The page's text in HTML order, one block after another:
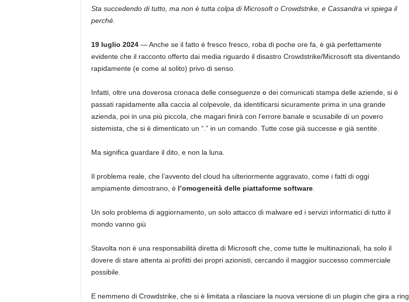
Sta succedendo di tutto, ma non è tutta colpa di Microsoft o Crowdstrike, e Cassandra vi spiega il
perché.
19 luglio 2024 — Anche se il fatto è fresco fresco, roba di poche ore fa, è già perfettamente
evidente che il racconto offerto dai media riguardo il disastro Crowdstrike/Microsoft sta diventando
rapidamente (e come al solito) privo di senso.
Infatti, oltre una doverosa cronaca delle conseguenze e dei comunicati stampa delle aziende, si è
passati rapidamente alla caccia al colpevole, da identificarsi sicuramente prima in una grande
azienda, poi in una più piccola, che magari finirà con l’errore banale e scusabile di un povero
sistemista, che si è dimenticato un “.” in un comando. Tutte cose già successe e già sentite.
Ma significa guardare il dito, e non la luna.
Il problema reale, che l’avvento del cloud ha ulteriormente aggravato, come i fatti di oggi
ampiamente dimostrano, è l’omogeneità delle piattaforme software.
Un solo problema di aggiornamento, un solo attacco di malware ed i servizi informatici di tutto il
mondo vanno giù
Stavolta non è una responsabilità diretta di Microsoft che, come tutte le multinazionali, ha solo il
dovere di stare attenta ai profitti dei propri azionisti, cercando il maggior successo commerciale
possibile.
E nemmeno di Crowdstrike, che si è limitata a rilasciare la nuova versione di un plugin che gira a ring